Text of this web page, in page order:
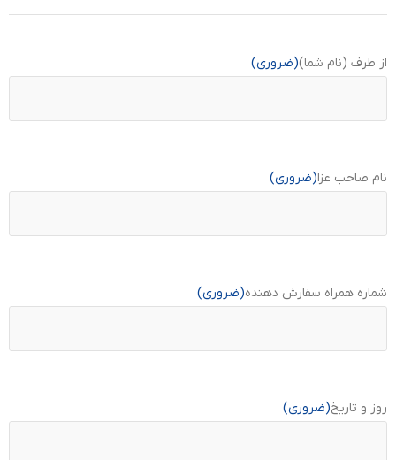
از طرف (نام شما)(ضروری)
نام صاحب عزا(ضروری)
شماره همراه سفارش دهنده(ضروری)
روز و تاریخ(ضروری)